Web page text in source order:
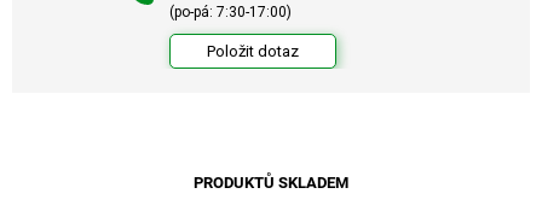
(po-pá: 7:30-17:00)
Položit dotaz
PRODUKTŮ SKLADEM